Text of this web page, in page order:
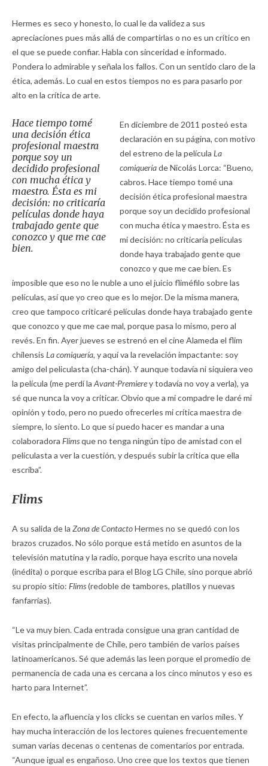
Hermes es seco y honesto, lo cual le da validez a sus
apreciaciones pues más allá de compartirlas o no es un crítico en
el que se puede confiar. Habla con sinceridad e informado.
Pondera lo admirable y señala los fallos. Con un sentido claro de la
ética, además. Lo cual en estos tiempos no es para pasarlo por
alto en la crítica de arte.
Hace tiempo tomé
una decisión ética
profesional maestra
porque soy un
decidido profesional
con mucha ética y
maestro. Ésta es mi
decisión: no criticaría
películas donde haya
trabajado gente que
conozco y que me cae
bien.
En diciembre de 2011 posteó esta
declaración en su página, con motivo
del estreno de la película La
comiqueríade Nicolás Lorca: “Bueno,
cabros. Hace tiempo tomé una
decisión ética profesional maestra
porque soy un decidido profesional
con mucha ética y maestro. Ésta es
mi decisión: no criticaría películas
donde haya trabajado gente que
conozco y que me cae bien. Es
imposible que eso no le nuble a uno el juicio fliméfilo sobre las
películas, así que yo creo que es lo mejor. De la misma manera,
creo que tampoco criticaré películas donde haya trabajado gente
que conozco y que me cae mal, porque pasa lo mismo, pero al
revés. En fin. Ayer jueves se estrenó en el cine Alameda el flim
chilensis La comiquería, y aquí va la revelación impactante: soy
amigo del peliculasta (cha-chán). Y aunque todavía ni siquiera veo
la película (me perdí la Avant-Premierey todavía no voy a verla), ya
sé que nunca la voy a criticar. Obvio que a mi compadre le daré mi
opinión y todo, pero no puedo ofrecerles mi crítica maestra de
siempre, lo siento. Lo que sí puedo hacer es mandar a una
colaboradora Flimsque no tenga ningún tipo de amistad con el
peliculasta a ver la cuestión, y después subir la crítica que ella
escriba”.
Flims
A su salida de la Zona de ContactoHermes no se quedó con los
brazos cruzados. No sólo porque está metido en asuntos de la
televisión matutina y la radio, porque haya escrito una novela
(inédita) o porque escriba para el Blog LG Chile, sino porque abrió
su propio sitio: Flims(redoble de tambores, platillos y nuevas
fanfarrias).
“Le va muy bien. Cada entrada consigue una gran cantidad de
visitas principalmente de Chile, pero también de varios países
latinoamericanos. Sé que además las leen porque el promedio de
permanencia de cada una es cercana a los cinco minutos y eso es
harto para Internet”.
En efecto, la afluencia y los clicks se cuentan en varios miles. Y
hay mucha interacción de los lectores quienes frecuentemente
suman varias decenas o centenas de comentarios por entrada.
“Aunque igual es engañoso. Uno cree que los textos que tienen